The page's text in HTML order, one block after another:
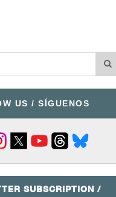
US / SÍGUENOS
SUBSCRIPTION /